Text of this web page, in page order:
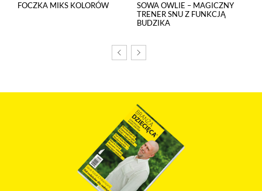
FOCZKA MIKS KOLORÓW
SOWA OWLIE – MAGICZNY
TRENER SNU Z FUNKCJĄ
BUDZIKA